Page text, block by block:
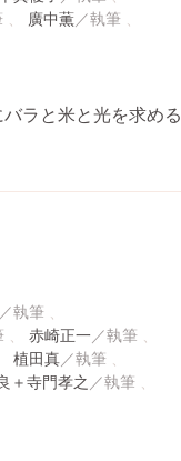
廣中薫
ラと米と光を求める
赤崎正一
植田真
＋寺門孝之